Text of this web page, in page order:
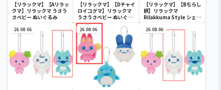
【リラックマ】【Aリラッ
クマ】リラックマ うさう
さべビー ぬいぐるみ
【リラックマ】【Dチャイ
ロイコグマ】リラックマ
うさうさべビー ぬいぐる
み
【リラックマ】【Bちらし
柄】リラックマ
Rilakkuma Style シェー
26.08.06 26.08.06 26.08.06